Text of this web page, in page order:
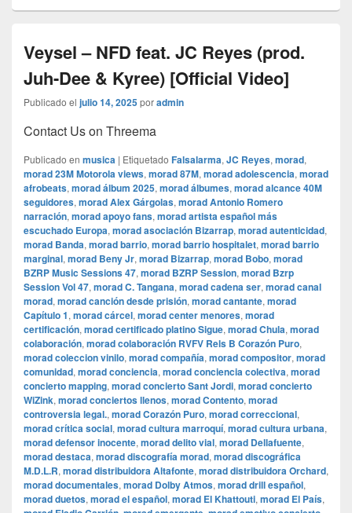
Veysel – NFD feat. JC Reyes (prod.
Juh-Dee & Kyree) [Official Video]
Publicado el julio 14, 2025poradmin
Contact Us on Threema
Publicado en musica | Etiquetado Falsalarma, JC Reyes, morad,
morad 23M Motorola views, morad 87M, morad adolescencia, morad
afrobeats, morad álbum 2025, morad álbumes, morad alcance 40M
seguidores, morad Alex Gárgolas, morad Antonio Romero
narración, morad apoyo fans, morad artista español más
escuchado Europa, morad asociación Bizarrap, morad autenticidad,
morad Banda, morad barrio, morad barrio hospitalet, morad barrio
marginal, morad Beny Jr, morad Bizarrap, morad Bobo, morad
BZRP Music Sessions 47, morad BZRP Session, morad Bzrp
Session Vol 47, morad C. Tangana, morad cadena ser, morad canal
morad, morad canción desde prisión, morad cantante, morad
Capítulo 1, morad cárcel, morad center menores, morad
certificación, morad certificado platino Sigue, morad Chula, morad
colaboración, morad colaboración RVFV Rels B Corazón Puro,
morad coleccion vinilo, morad compañía, morad compositor, morad
comunidad, morad conciencia, morad conciencia colectiva, morad
concierto mapping, morad concierto Sant Jordi, morad concierto
WiZink, morad conciertos llenos, morad Contento, morad
controversia legal., morad Corazón Puro, morad correccional,
morad crítica social, morad cultura marroquí, morad cultura urbana,
morad defensor inocente, morad delito vial, morad Dellafuente,
morad destaca, morad discografía morad, morad discográfica
M.D.L.R, morad distribuidora Altafonte, morad distribuidora Orchard,
morad documentales, morad Dolby Atmos, morad drill español,
morad duetos, morad el español, morad El Khattouti, morad El País,